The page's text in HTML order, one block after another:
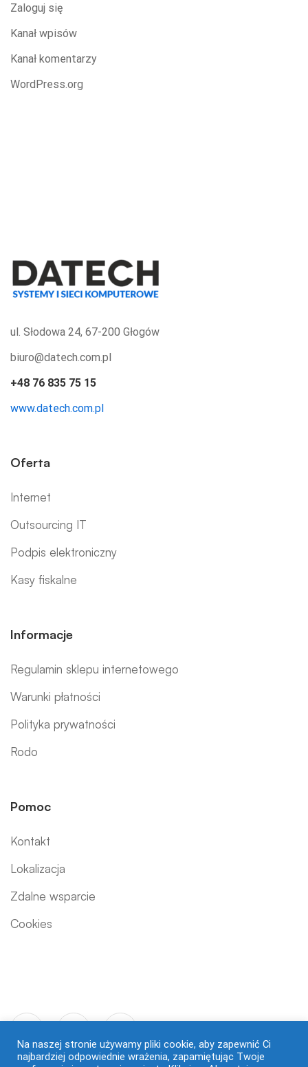
Zaloguj się
Kanał wpisów
Kanał komentarzy
WordPress.org
ul. Słodowa 24, 67-200 Głogów
biuro@datech.com.pl
+48 76 835 75 15
www.datech.com.pl
Oferta
Internet
Outsourcing IT
Podpis elektroniczny
Kasy fiskalne
Informacje
Regulamin sklepu internetowego
Warunki płatności
Polityka prywatności
Rodo
Pomoc
Kontakt
Lokalizacja
Zdalne wsparcie
Cookies
Na naszej stronie używamy pliki cookie, aby zapewnić Ci
najbardziej odpowiednie wrażenia, zapamiętując Twoje